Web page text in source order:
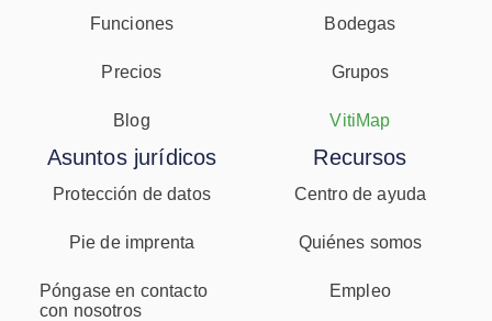
Funciones
Precios
Blog
Bodegas
Grupos
VitiMap
Asuntos jurídicos
Protección de datos
Pie de imprenta
Póngase en contacto
con nosotros
Recursos
Centro de ayuda
Quiénes somos
Empleo